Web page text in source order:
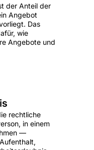
der Anteil der
Angebot
Das
wie
Angebote und
rechtliche
in einem
—